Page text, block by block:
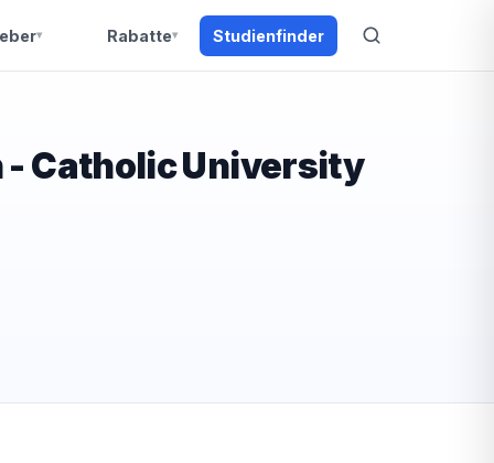
Rabatte Studienfinder
Catholic University